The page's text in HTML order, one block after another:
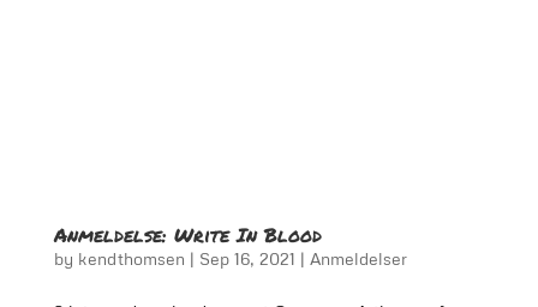
Anmeldelse: Write In Blood
by kendthomsen | Sep 16, 2021 | Anmeldelser